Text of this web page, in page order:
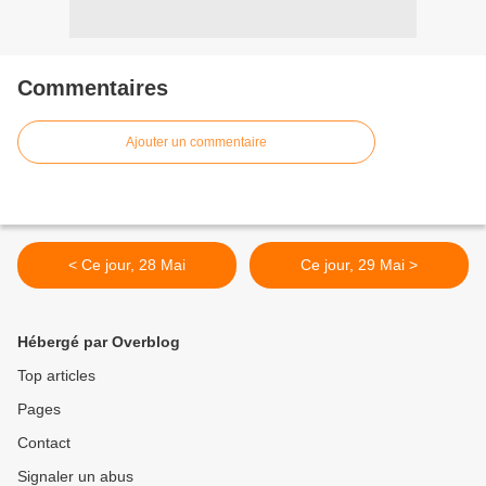
Commentaires
Ajouter un commentaire
< Ce jour, 28 Mai Ce jour, 29 Mai >
Hébergé par Overblog
Top articles
Pages
Contact
Signaler un abus